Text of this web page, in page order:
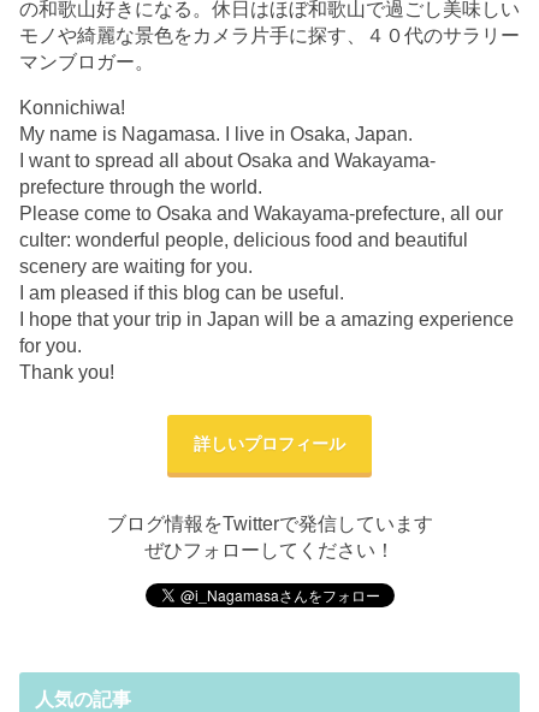
の和歌山好きになる。休日はほぼ和歌山で過ごし美味しい
モノや綺麗な景色をカメラ片手に探す、４０代のサラリー
マンブロガー。
Konnichiwa!
My name is Nagamasa. I live in Osaka, Japan.
I want to spread all about Osaka and Wakayama-
prefecture through the world.
Please come to Osaka and Wakayama-prefecture, all our
culter: wonderful people, delicious food and beautiful
scenery are waiting for you.
I am pleased if this blog can be useful.
I hope that your trip in Japan will be a amazing experience
for you.
Thank you!
詳しいプロフィール
ブログ情報をTwitterで発信しています
ぜひフォローしてください！
人気の記事